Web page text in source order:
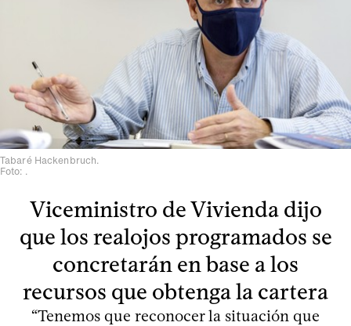
Tabaré Hackenbruch.
Foto: .
Viceministro de Vivienda dijo
que los realojos programados se
concretarán en base a los
recursos que obtenga la cartera
“Tenemos que reconocer la situación que